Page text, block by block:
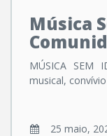
Música
MÚSICA SEM
musical, convívio
25 maio,